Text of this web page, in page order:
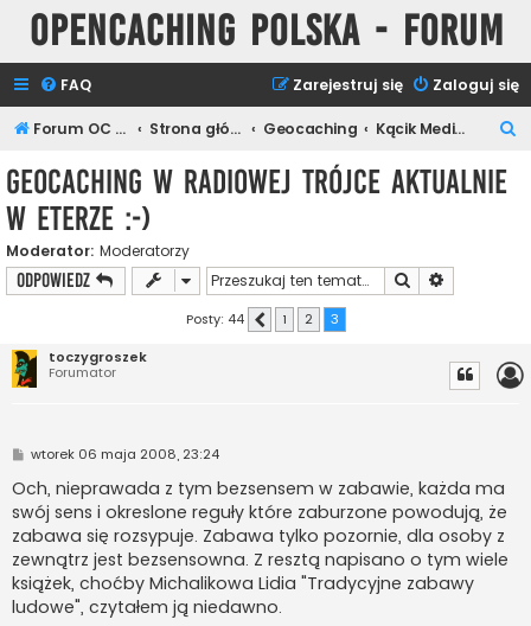
Opencaching Polska - Forum
FAQ Zaloguj się
Zarejestruj się
Forum OC PL Strona główna Geocaching Kącik Medialny
Geocaching w radiowej trójce aktualnie
w eterze :-)
Moderator: Moderatorzy
ODPOWIEDZ Szukaj
Posty: 44 Poprzednia
1 2
3
toczygroszek
Forumator
P
s
t
wtorek 06 maja 2008, 23:24
Och, nieprawada z tym bezsensem w zabawie, każda ma
swój sens i okreslone reguły które zaburzone powodują, że
zabawa się rozsypuje. Zabawa tylko pozornie, dla osoby z
zewnątrz jest bezsensowna. Z resztą napisano o tym wiele
książek, choćby Michalikowa Lidia "Tradycyjne zabawy
ludowe", czytałem ją niedawno.